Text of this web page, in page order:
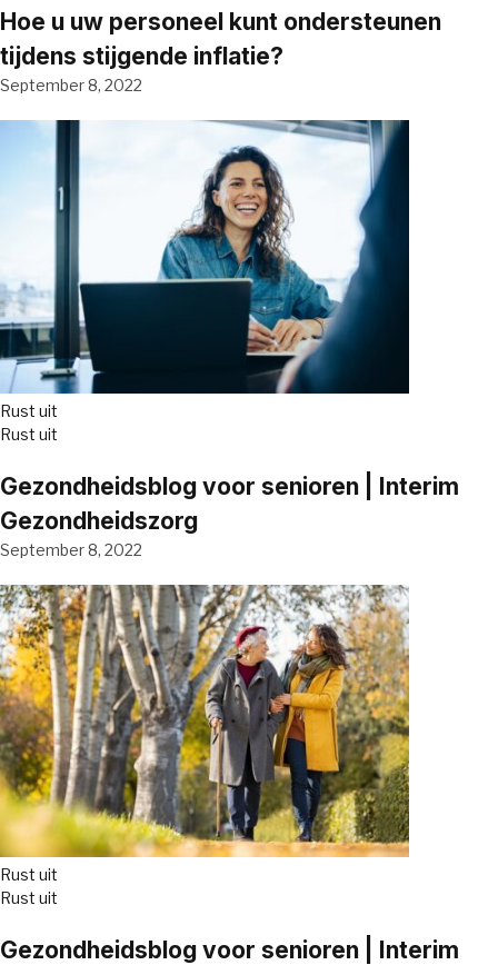
Hoe u uw personeel kunt ondersteunen
tijdens stijgende inflatie?
September 8, 2022
Rust uit
Rust uit
Gezondheidsblog voor senioren | Interim
Gezondheidszorg
September 8, 2022
Rust uit
Rust uit
Gezondheidsblog voor senioren | Interim